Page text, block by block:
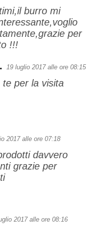
burro mi
per
!!!
19 luglio 2017 alle ore 08:15
te per la visita
2017 alle ore 07:18
davvero
grazie per
2017 alle ore 08:16